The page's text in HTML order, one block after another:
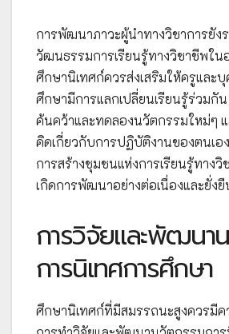
การพัฒนาภาวะผู้นำทางวิชาการยัง
วัฒนธรรมการเรียนรู้ทางวิชาชีพใน
ศึกษานิเทศก์ควรส่งเสริมให้ครูและ
ศึกษามีการแลกเปลี่ยนเรียนรู้ร่วมกั
ค้นคว้าและทดลองนวัตกรรมใหม่ๆ
คิดเกี่ยวกับการปฏิบัติงานของตนเอ
การสร้างชุมชนแห่งการเรียนรู้ทาง
เกิดการพัฒนาอย่างต่อเนื่องและยั่งยื
การวิจัยและพัฒนา
การนิเทศการศึกษา
ศึกษานิเทศก์ที่มีสมรรถนะสูงควรมีค